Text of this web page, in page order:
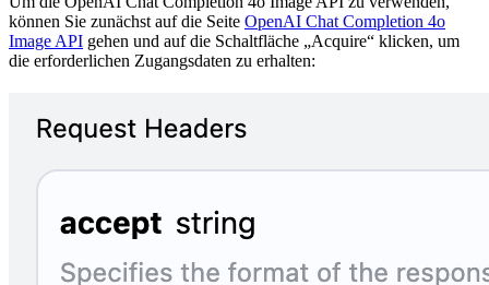
können Sie zunächst auf die Seite OpenAI Chat Completion 4o
Image API gehen und auf die Schaltfläche „Acquire“ klicken, um
die erforderlichen Zugangsdaten zu erhalten: